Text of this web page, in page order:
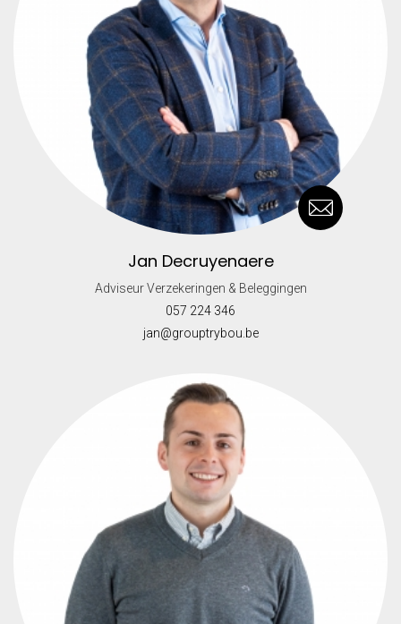
Jan Decruyenaere
Adviseur Verzekeringen & Beleggingen
057 224 346
jan@grouptrybou.be